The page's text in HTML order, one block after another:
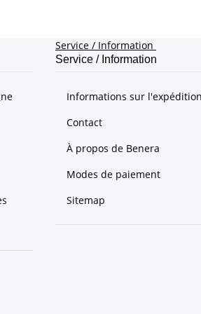
Service / Information
Service / Information
Informations sur
Contact
À propos de Benera
Modes de paiement
Sitemap